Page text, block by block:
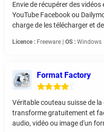
Envie de récupérer des
YouTube Facebook ou
charge de les télécharger et
Licence : Freeware | OS : Windows
Format Factory
Véritable couteau suisse de
transforme gratuitement et
audio, vidéo ou image d'un